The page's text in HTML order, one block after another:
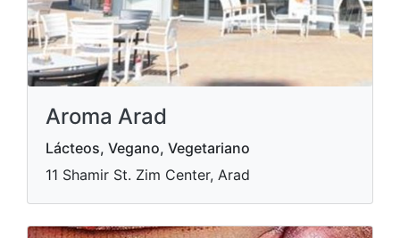
Aroma Arad
Lácteos, Vegano, Vegetariano
11 Shamir St. Zim Center, Arad